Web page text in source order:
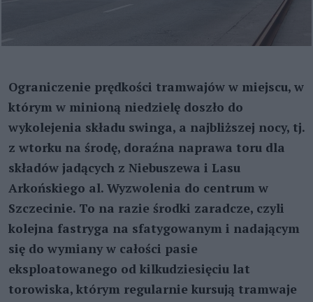
Ograniczenie prędkości tramwajów w miejscu, w
którym w minioną niedzielę doszło do
wykolejenia składu swinga, a najbliższej nocy, tj.
z wtorku na środę, doraźna naprawa toru dla
składów jadących z Niebuszewa i Lasu
Arkońskiego al. Wyzwolenia do centrum w
Szczecinie. To na razie środki zaradcze, czyli
kolejna fastryga na sfatygowanym i nadającym
się do wymiany w całości pasie
eksploatowanego od kilkudziesięciu lat
torowiska, którym regularnie kursują tramwaje